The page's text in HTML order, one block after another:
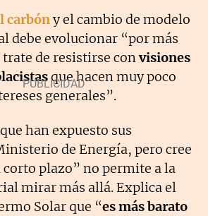
carbóny el cambio de modelo
debe evolucionar “por más
trate de resistirse convisiones
que hacen muy poco
generales”.
han expuesto sus
de Energía, pero cree
corto plazo” no permite a la
mirar más allá. Explica el
Solar que “es más barato